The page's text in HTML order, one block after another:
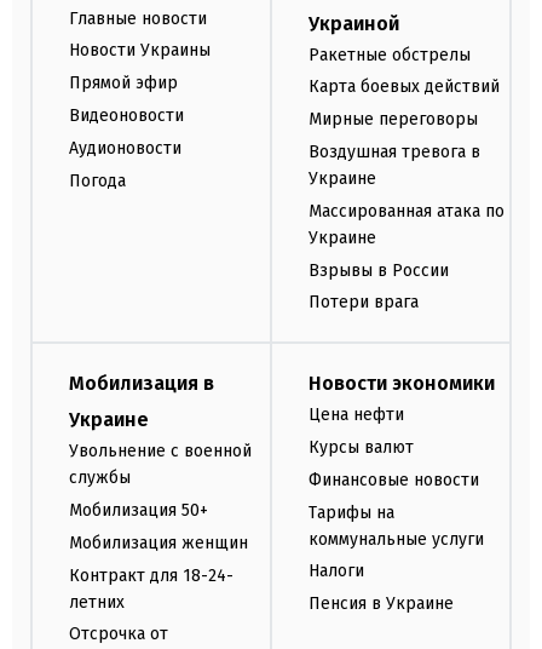
Главные новости
Новости Украины
Прямой эфир
Видеоновости
Аудионовости
Погода
Украиной
Ракетные обстрелы
Карта боевых действий
Мирные переговоры
Воздушная тревога в
Украине
Массированная атака по
Украине
Взрывы в России
Потери врага
Мобилизация в
Украине
Увольнение с военной
службы
Мобилизация 50+
Мобилизация женщин
Контракт для 18-24-
летних
Отсрочка от
Новости экономики
Цена нефти
Курсы валют
Финансовые новости
Тарифы на
коммунальные услуги
Налоги
Пенсия в Украине